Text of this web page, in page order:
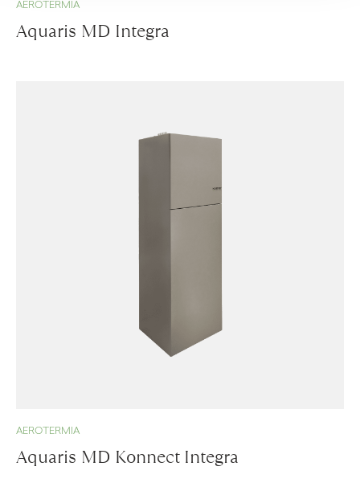
AEROTERMIA
Aquaris MD Integra
AEROTERMIA
Aquaris MD Konnect Integra